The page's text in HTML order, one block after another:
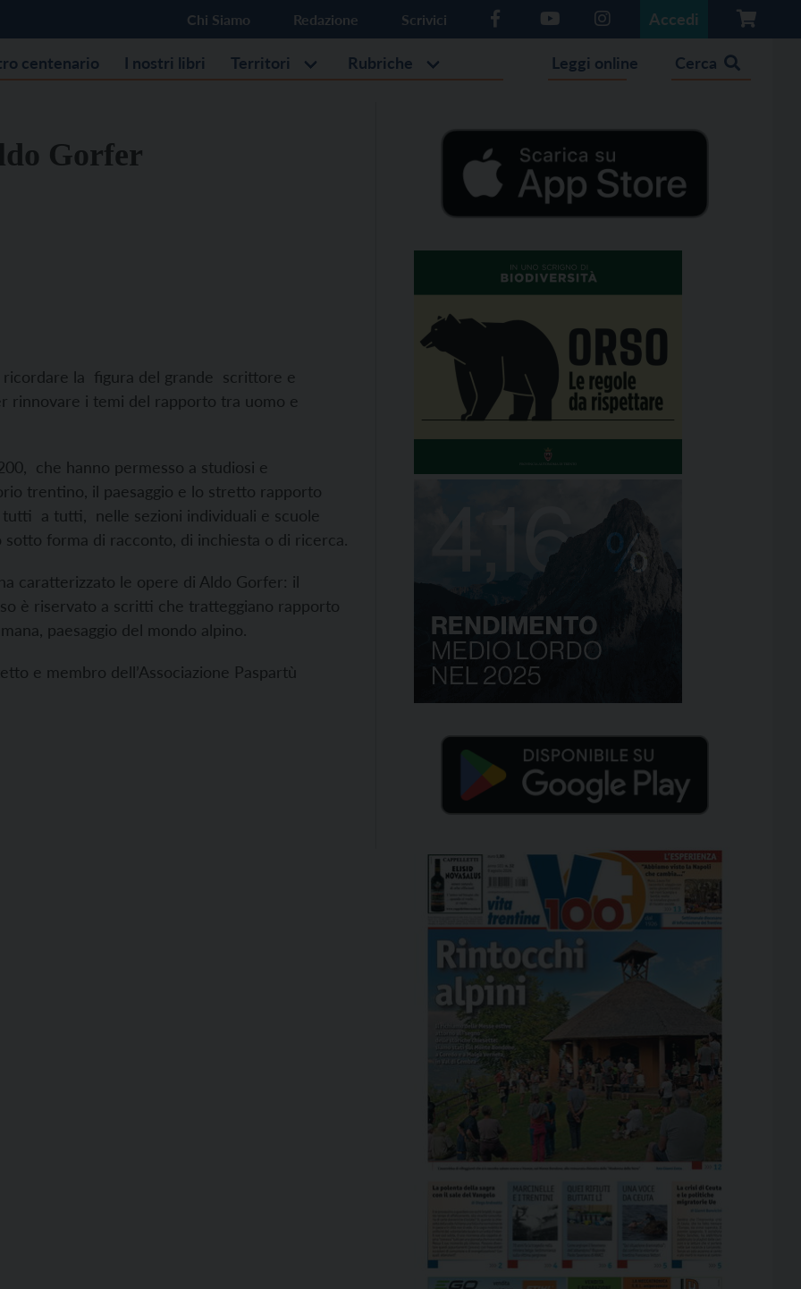
Chi Siamo Redazione Scrivici Accedi
centenario I nostri libri Territori Rubriche Leggi online Cerca
Gorfer
ricordare la figura del grande scrittore e
i temi del rapporto tra uomo e
che hanno permesso a studiosi e
trentino, il paesaggio e lo stretto rapporto
a tutti, nelle sezioni individuali e scuole
forma di racconto, di inchiesta o di ricerca.
caratterizzato le opere di Aldo Gorfer: il
è riservato a scritti che tratteggiano rapporto
paesaggio del mondo alpino.
e membro dell’Associazione Paspartù